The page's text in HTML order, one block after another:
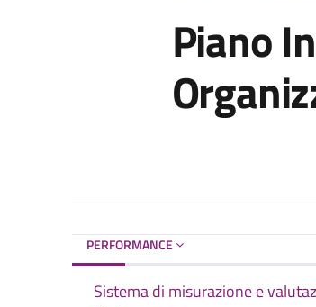
Piano
PERFORMANCE
Sistema di misurazione e